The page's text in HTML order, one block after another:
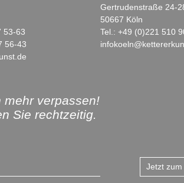
53-63
56-43
Gertrudenstraße 24-
50667 Köln
Tel.: +49 (0)221 510
mehr verpassen!
Sie rechtzeitig.
Jetzt